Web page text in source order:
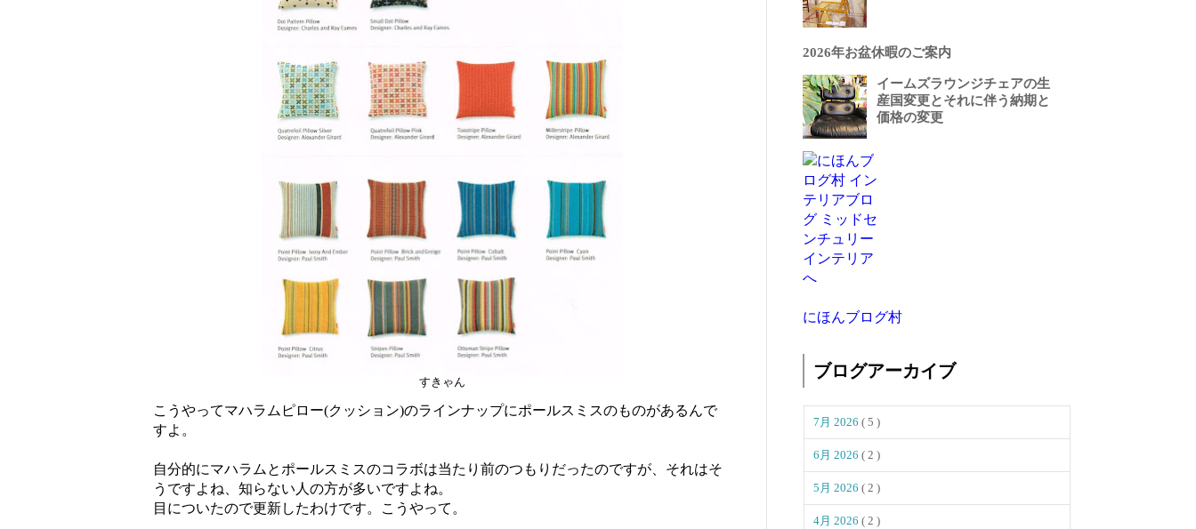
すきゃん
こうやってマハラムピロー(クッション)のラインナップにポールスミスのものがあるんで
すよ。
自分的にマハラムとポールスミスのコラボは当たり前のつもりだったのですが、それはそ
うですよね、知らない人の方が多いですよね。
目についたので更新したわけです。こうやって。
2026年お盆休暇のご案内
イームズラウンジチェアの生
産国変更とそれに伴う納期と
価格の変更
にほんブログ村
ブログアーカイブ
7月 2026 ( 5 )
6月 2026 ( 2 )
5月 2026 ( 2 )
4月 2026 ( 2 )